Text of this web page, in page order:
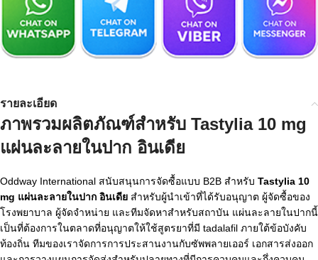
รายละเอียด
ภาพรวมผลิตภัณฑ์สำหรับ Tastylia 10 mg
แผ่นละลายในปาก อินเดีย
Oddway International สนับสนุนการจัดซื้อแบบ B2B สำหรับ Tastylia 10
mg แผ่นละลายในปาก อินเดีย สำหรับผู้นำเข้าที่ได้รับอนุญาต ผู้จัดซื้อของ
โรงพยาบาล ผู้จัดจำหน่าย และทีมจัดหาสำหรับสถาบัน แผ่นละลายในปากนี้
เป็นที่ต้องการในตลาดที่อนุญาตให้ใช้สูตรยาที่มี tadalafil ภายใต้ข้อบังคับ
ท้องถิ่น ทีมของเราจัดการการประสานงานกับซัพพลายเออร์ เอกสารส่งออก